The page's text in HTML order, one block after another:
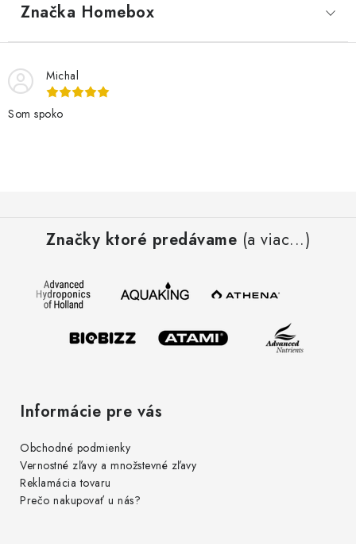
Značka Homebox
Michal
Som spoko
Značky ktoré predávame (a viac...)
Informácie pre vás
Obchodné podmienky
Vernostné zľavy a množstevné zľavy
Reklamácia tovaru
Prečo nakupovať u nás?